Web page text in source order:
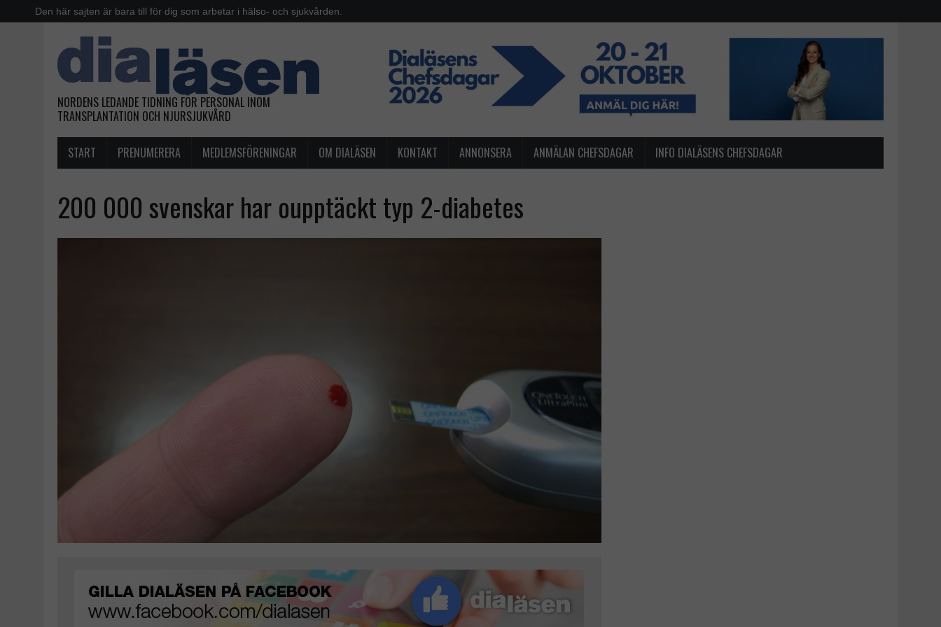
Den här sajten är bara till för dig som arbetar i hälso- och sjukvården.
NORDENS LEDANDE TIDNING FÖR PERSONAL INOM
TRANSPLANTATION OCH NJURSJUKVÅRD
START PRENUMERERA MEDLEMSFÖRENINGAR OM DIALÄSEN KONTAKT ANNONSERA ANMÄLAN CHEFSDAGAR INFO DIALÄSENS CHEFSDAGAR
200 000 svenskar har oupptäckt typ 2-diabetes